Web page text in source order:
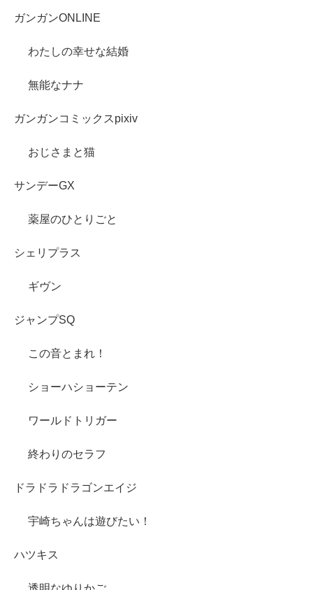
ガンガンONLINE
わたしの幸せな結婚
無能なナナ
ガンガンコミックスpixiv
おじさまと猫
サンデーGX
薬屋のひとりごと
シェリプラス
ギヴン
ジャンプSQ
この音とまれ！
ショーハショーテン
ワールドトリガー
終わりのセラフ
ドラドラドラゴンエイジ
宇崎ちゃんは遊びたい！
ハツキス